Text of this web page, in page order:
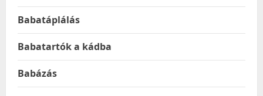
Babatáplálás
Babatartók a kádba
Babázás